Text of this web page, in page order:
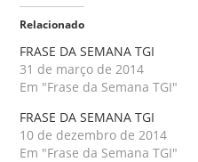
Relacionado
FRASE DA SEMANA TGI
31 de março de 2014
Em "Frase da Semana TGI"
FRASE DA SEMANA TGI
10 de dezembro de 2014
Em "Frase da Semana TGI"